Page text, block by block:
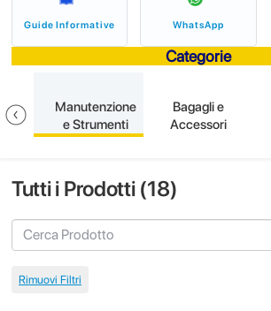
Guide Informative WhatsApp
Categorie
Manutenzione
e Strumenti
Bagagli e
Accessori
Tutti i Prodotti (18)